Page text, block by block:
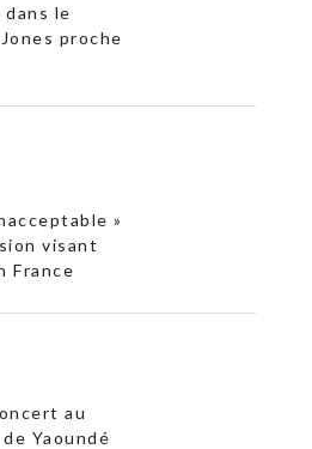
le
proche
»
visant
France
au
Yaoundé